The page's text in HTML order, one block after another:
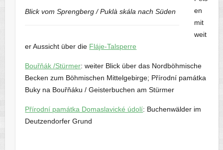
Blick vom Sprengberg / Puklà skála nach Süden
en
mit
weit
er Aussicht über die Fláje-Talsperre
Bouřňák /Stürmer: weiter Blick über das Nordböhmische
Becken zum Böhmischen Mittelgebirge; Přírodní památka
Buky na Bouřňáku / Geisterbuchen am Stürmer
Přírodní památka Domaslavické údolí: Buchenwälder im
Deutzendorfer Grund